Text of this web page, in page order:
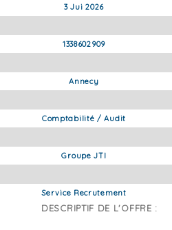
3 Jui 2026
1338602909
Annecy
Comptabilité / Audit
Groupe JTI
Service Recrutement
DESCRIPTIF DE L'OFFRE :